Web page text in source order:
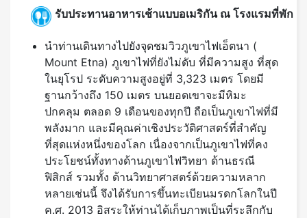
รับประทานอาหารเช้าแบบอเมริกัน ณ โรงแรมที่พัก
นำท่านเดินทางไปยังจุดชมวิวภูเขาไฟเอ็ตนา (
Mount Etna) ภูเขาไฟที่ยังไม่ดับ ที่มีความสูง ที่สุด
ในยุโรป ระดับความสูงอยู่ที่ 3,323 เมตร โดยมี
ฐานกว้างถึง 150 เมตร บนยอดเขาจะมีหิมะ
ปกคลุม ตลอด 9 เดือนของทุกปี ถือเป็นภูเขาไฟที่มี
พลังมาก และมีคุณค่าเชิงประวัติศาสตร์ที่สําคัญ
ที่สุดแห่งหนึ่งของโลก เนื่องจากเป็นภูเขาไฟที่คง
ประโยชน์ทั้งทางด้านภูเขาไฟวิทยา ด้านธรณี
ฟิสิกส์ รวมทั้ง ด้านวิทยาศาสตร์ด้วยความหลาก
หลายเช่นนี้ จึงได้รับการขึ้นทะเบียนมรดกโลกในปี
ค.ศ. 2013 อิสระให้ท่านได้เก็บภาพเป็นที่ระลึกกับ